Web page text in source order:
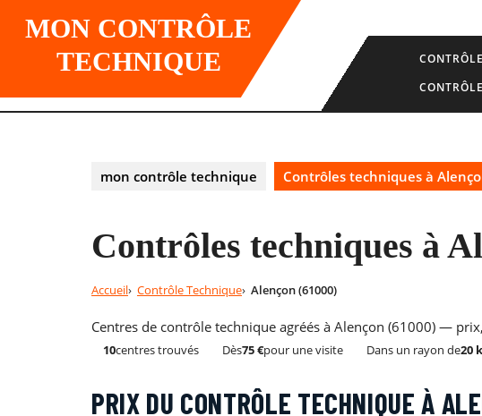
MON CONTRÔLE
TECHNIQUE
mon contrôle technique Contrôles techniques à
Contrôles techniques à
Accueil Contrôle Technique Alençon (61000)
Centres de contrôle technique agréés à Alençon (61000) —
10centres trouvés Dès75 €pour une visite Dans un rayon de20
PRIX DU CONTRÔLE TECHNIQUE À